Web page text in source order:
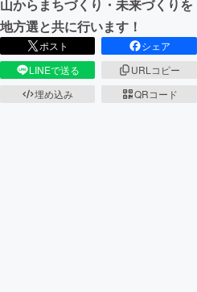
CAMPFIRE for Social Good
CAMPFIREふるさと納税
山からまちづくり・未来づくりを
地方選と共に行います！
ポスト
シェア
LINEで送る
URLコピー
埋め込み
QRコード